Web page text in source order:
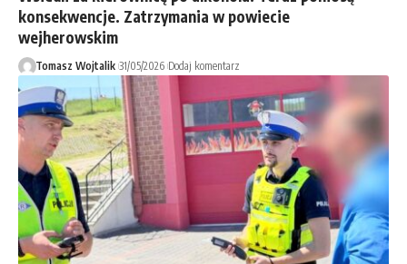
konsekwencje. Zatrzymania w powiecie
wejherowskim
Tomasz Wojtalik 31/05/2026 Dodaj komentarz